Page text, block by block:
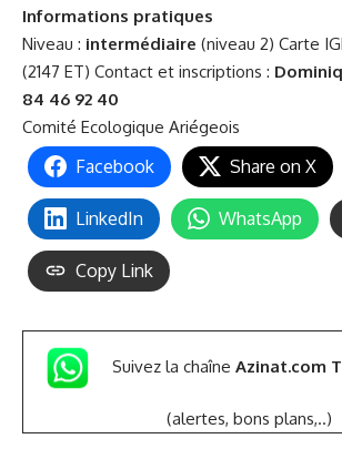
Informations pratiques
Niveau : intermédiaire (niveau 2) Carte
(2147 ET) Contact et inscriptions :
84 46 92 40
Comité Ecologique Ariégeois
Facebook Share on X
LinkedIn WhatsApp
Copy Link
Suivez la chaîne Azinat.com
(alertes, bons plans,..)